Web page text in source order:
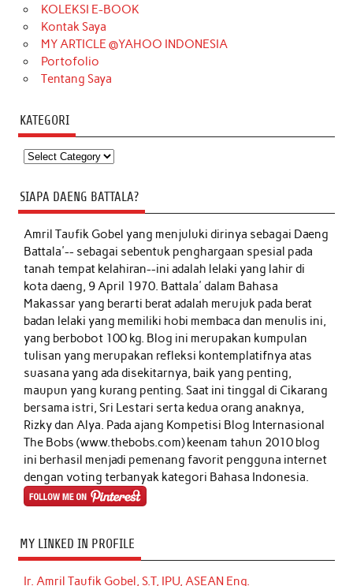
KOLEKSI E-BOOK
Kontak Saya
MY ARTICLE @YAHOO INDONESIA
Portofolio
Tentang Saya
KATEGORI
Kategori
SIAPA DAENG BATTALA?
Amril Taufik Gobelyang menjuluki dirinya sebagai Daeng
Battala'-- sebagai sebentuk penghargaan spesial pada
tanah tempat kelahiran--ini adalah lelaki yang lahir di
kota daeng, 9 April 1970. Battala' dalam Bahasa
Makassar yang berarti berat adalah merujuk pada berat
badan lelaki yang memiliki hobi membaca dan menulis ini,
yang berbobot 100 kg. Blog ini merupakan kumpulan
tulisan yang merupakan refleksi kontemplatifnya atas
suasana yang ada disekitarnya, baik yang penting,
maupun yang kurang penting. Saat ini tinggal di Cikarang
bersama istri, Sri Lestari serta kedua orang anaknya,
Rizky dan Alya. Pada ajang Kompetisi Blog Internasional
The Bobs (www.thebobs.com) keenam tahun 2010 blog
ini berhasil menjadi pemenang favorit pengguna internet
dengan voting terbanyak kategori Bahasa Indonesia.
MY LINKED IN PROFILE
Ir. Amril Taufik Gobel, S.T, IPU, ASEAN Eng.